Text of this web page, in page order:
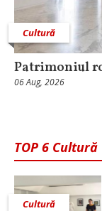
Cultură
Patrimoniul
06 Aug, 2026
TOP 6 Cultură
Cultură